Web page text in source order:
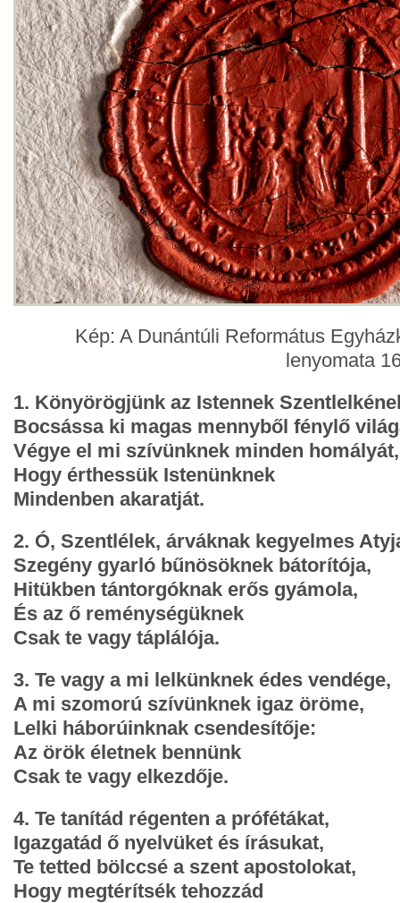
Kép: A Dunántúli Református
lenyomata
1. Könyörögjünk az Istennek
Bocsássa ki magas mennyből fénylő
Végye el mi szívünknek minden homályát,
Hogy érthessük Istenünknek
Mindenben akaratját.
2. Ó, Szentlélek, árváknak kegyelmes
Szegény gyarló bűnösöknek bátorítója,
Hitükben tántorgóknak erős gyámola,
És az ő reménységüknek
Csak te vagy táplálója.
3. Te vagy a mi lelkünknek édes vendége,
A mi szomorú szívünknek igaz öröme,
Lelki háborúinknak csendesítője:
Az örök életnek bennünk
Csak te vagy elkezdője.
4. Te tanítád régenten a prófétákat,
Igazgatád ő nyelvüket és írásukat,
Te tetted bölccsé a szent apostolokat,
Hogy megtérítsék tehozzád